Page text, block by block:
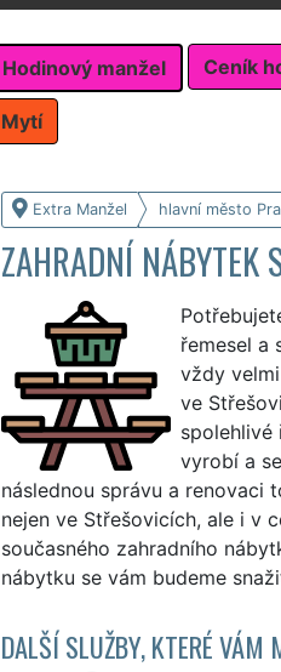
Hodinový manžel Ceník
Mytí
Extra Manžel hlavní město
ZAHRADNÍ NÁBYTEK
řemesel a
vždy
ve
spolehlivé
vyrobí a
následnou správu a renovaci
nejen ve Střešovicích, ale i v
současného zahradního
nábytku se vám budeme
DALŠÍ SLUŽBY, KTERÉ VÁM